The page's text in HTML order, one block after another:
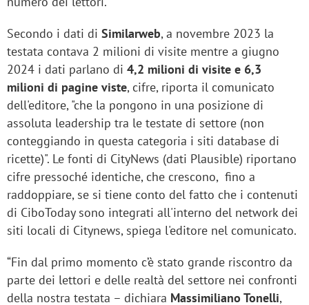
Secondo i dati di Similarweb, a novembre 2023 la
testata contava 2 milioni di visite mentre a giugno
2024 i dati parlano di 4,2 milioni di visite e 6,3
milioni di pagine viste, cifre, riporta il comunicato
dell'editore, "che la pongono in una posizione di
assoluta leadership tra le testate di settore (non
conteggiando in questa categoria i siti database di
ricette)". Le fonti di CityNews (dati Plausible) riportano
cifre pressoché identiche, che crescono, fino a
raddoppiare, se si tiene conto del fatto che i contenuti
di CiboToday sono integrati all'interno del network dei
siti locali di Citynews, spiega l'editore nel comunicato.
“Fin dal primo momento c’è stato grande riscontro da
parte dei lettori e delle realtà del settore nei confronti
della nostra testata – dichiara Massimiliano Tonelli,